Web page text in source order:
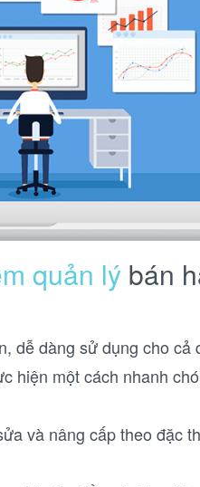
quản lý bán
dễ dàng sử dụng cho cả
hiện một cách nhanh
và nâng cấp theo đặc